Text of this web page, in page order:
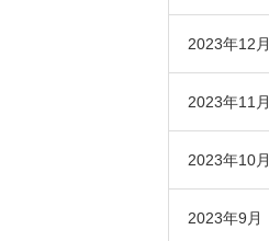
2023年12月
2023年11月
2023年10月
2023年9月